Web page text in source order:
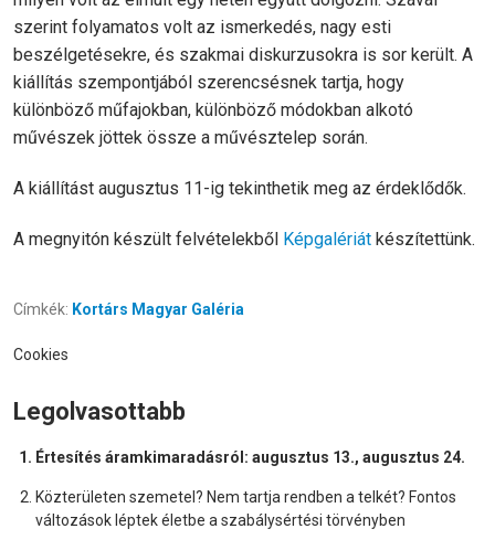
szerint folyamatos volt az ismerkedés, nagy esti
beszélgetésekre, és szakmai diskurzusokra is sor került. A
kiállítás szempontjából szerencsésnek tartja, hogy
különböző műfajokban, különböző módokban alkotó
művészek jöttek össze a művésztelep során.
A kiállítást augusztus 11-ig tekinthetik meg az érdeklődők.
A megnyitón készült felvételekből Képgalériát készítettünk.
Címkék: Kortárs Magyar Galéria
Cookies
Legolvasottabb
Értesítés áramkimaradásról: augusztus 13., augusztus 24.
Közterületen szemetel? Nem tartja rendben a telkét? Fontos
változások léptek életbe a szabálysértési törvényben